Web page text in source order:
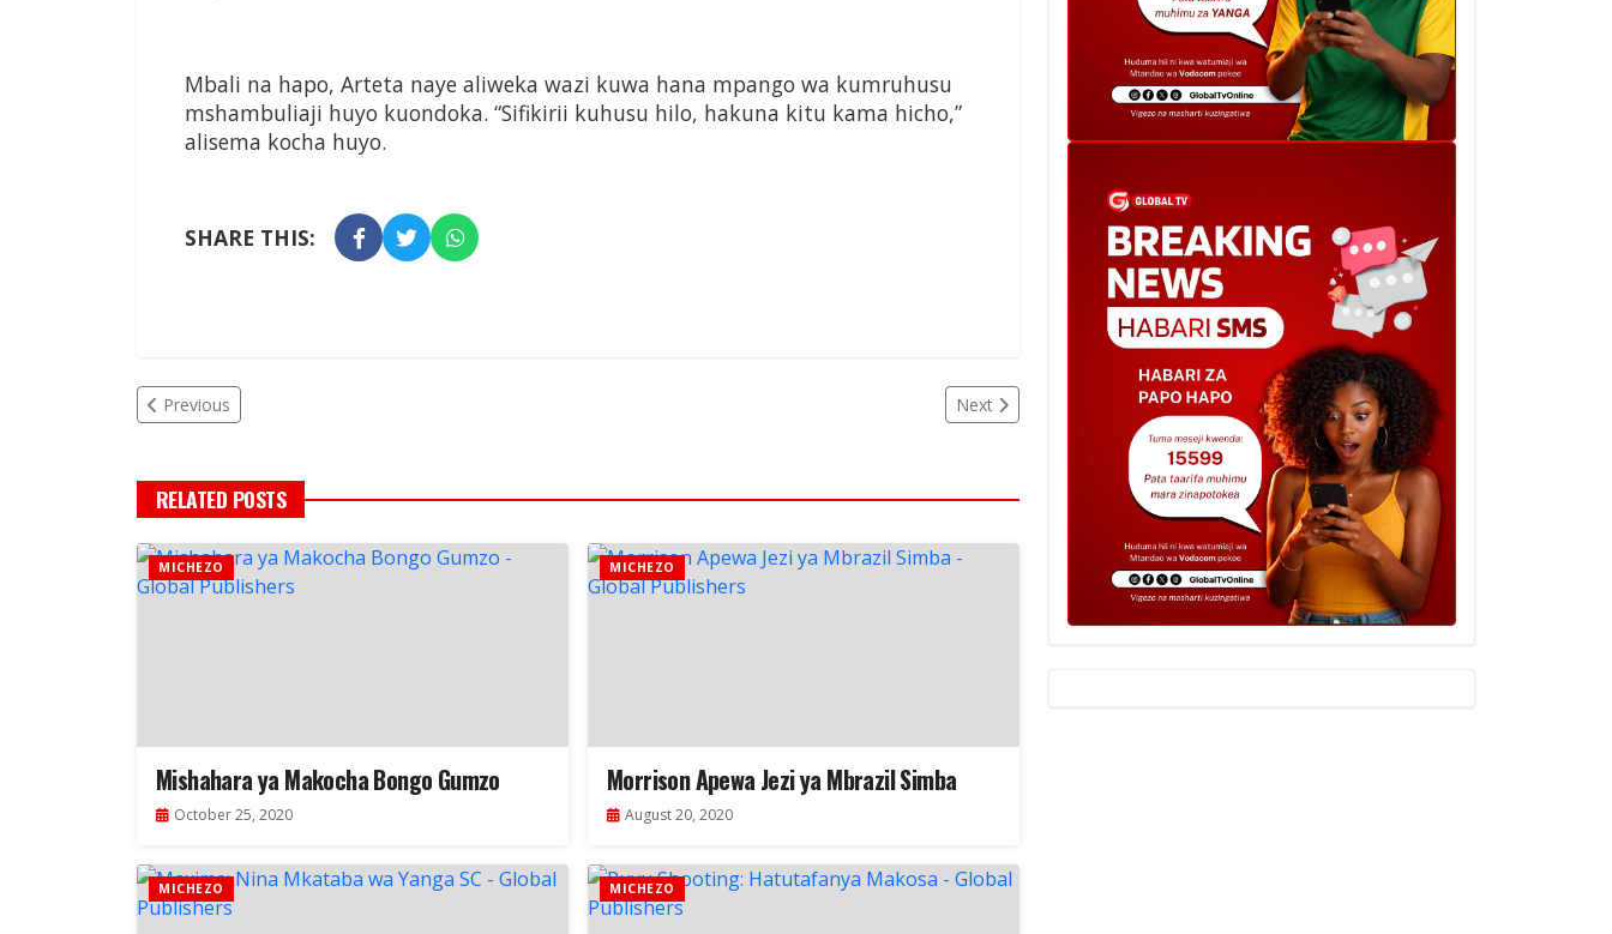
Mbali na hapo, Arteta naye aliweka wazi kuwa hana mpango wa kumruhusu
mshambuliaji huyo kuondoka. “Sifikirii kuhusu hilo, hakuna kitu kama hicho,”
alisema kocha huyo.
SHARE THIS:
Previous Next
RELATED POSTS
MICHEZO
Mishahara ya Makocha Bongo Gumzo
October 25, 2020
MICHEZO
Morrison Apewa Jezi ya Mbrazil Simba
August 20, 2020
MICHEZO MICHEZO